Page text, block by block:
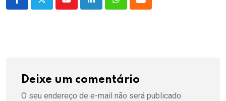
YoutubeLinkedInWhatsappCloud
Deixe um comentário
O seu endereço de e-mail não será publicado.